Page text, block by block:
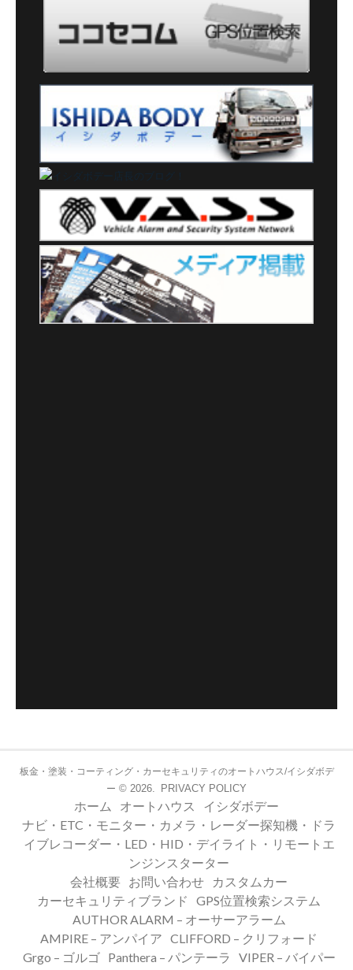
板金・塗装・コーティング・カーセキュリティのオートハウス/イシダボデ
ー © 2026. PRIVACY POLICY
ホーム オートハウス
イシダボデー
ナビ・ETC・モニター・カメラ・レーダー探知機・ドラ
イブレコーダー・LED・HID・デイライト・リモートエ
ンジンスターター
会社概要
お問い合わせ
カスタムカー
カーセキュリティブランド
GPS位置検索システム
AUTHOR ALARM – オーサーアラーム
AMPIRE – アンパイア CLIFFORD – クリフォード
Grgo – ゴルゴ
Panthera – パンテーラ
VIPER – バイパー